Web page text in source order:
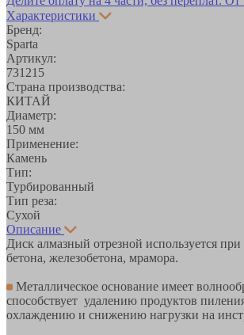
Характеристики
Бренд:
Sparta
Артикул:
731215
Страна производства:
КИТАЙ
Диаметр:
150 мм
Применение:
Камень
Тип:
Турбированный
Тип реза:
Сухой
Описание
Диск алмазный отрезной используется при
бетона, железобетона, мрамора.
Металлическое основание имеет
способствует удалению продуктов
охлаждению и снижению нагрузки на